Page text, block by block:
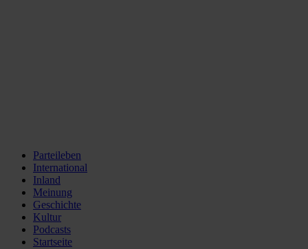
Parteileben
International
Inland
Meinung
Geschichte
Kultur
Podcasts
Startseite